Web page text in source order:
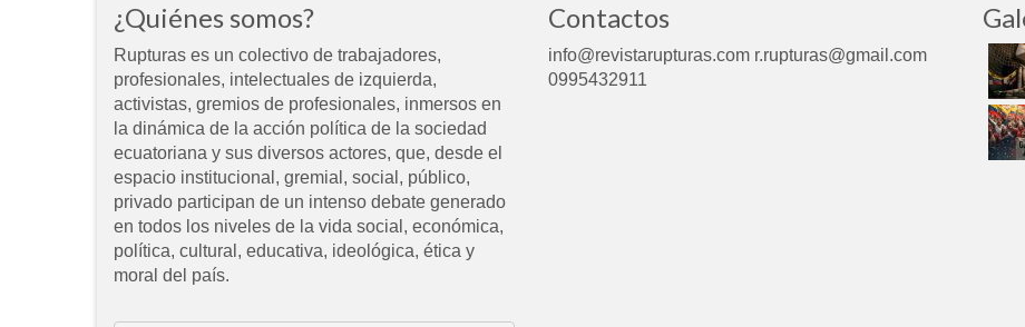
¿Quiénes somos?
Rupturas es un colectivo de trabajadores,
profesionales, intelectuales de izquierda,
activistas, gremios de profesionales, inmersos en
la dinámica de la acción política de la sociedad
ecuatoriana y sus diversos actores, que, desde el
espacio institucional, gremial, social, público,
privado participan de un intenso debate generado
en todos los niveles de la vida social, económica,
política, cultural, educativa, ideológica, ética y
moral del país.
Contactos
info@revistarupturas.com r.rupturas@gmail.com
0995432911